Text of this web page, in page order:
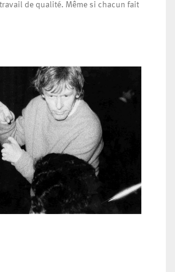
de qualité. Même si chacun fait